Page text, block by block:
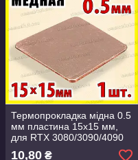
Термопрокладка мідна 0.5
мм пластина 15x15 мм,
для RTX 3080/3090/4090
та ігрових ноутбуків
10,80 ₴